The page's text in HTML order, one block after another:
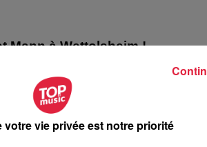
Mann à Wettolsheim !
votre vie privée est notre priorité